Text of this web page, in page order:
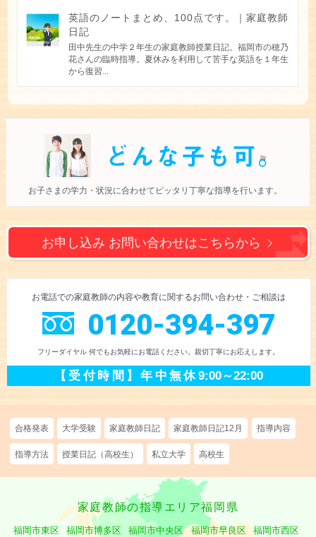
英語のノートまとめ、100点です。｜家庭教師
日記
田中先生の中学２年生の家庭教師授業日記。福岡市の穂乃
花さんの臨時指導。夏休みを利用して苦手な英語を１年生
から復習...
お子さまの学力・状況に合わせて ピッタリ丁寧な指導を行います。
お申し込み お問い合わせはこちらから
お電話での家庭教師の内容や教育に関するお問い合わせ・ご相談は
0120-394-397
フリーダイヤル 何でもお気軽にお電話ください。親切丁寧にお応えします。
【受付時間】年中無休9:00～22:00
合格発表 大学受験 家庭教師日記 家庭教師日記12月 指導内容
指導方法 授業日記（高校生） 私立大学 高校生
家庭教師の指導エリア福岡県
福岡市東区 福岡市博多区 福岡市中央区 福岡市早良区
福岡市西区